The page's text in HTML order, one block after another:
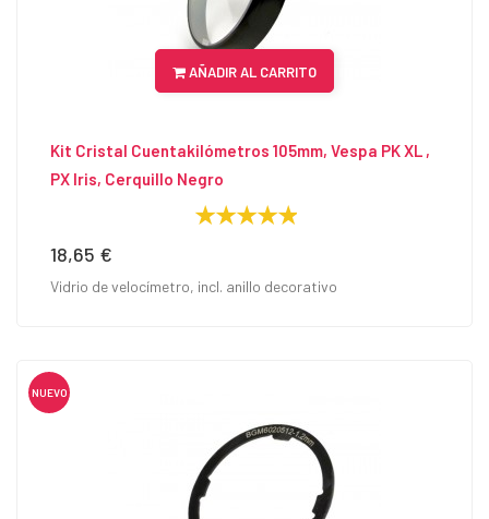
AÑADIR AL CARRITO
Kit Cristal Cuentakilómetros 105mm, Vespa PK XL ,
PX Iris, Cerquillo Negro
Precio
18,65 €
Vidrio de velocímetro, incl. anillo decorativo
NUEVO